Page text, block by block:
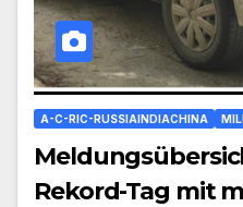
A-C-RIC-RUSSIAINDIACHINA
Rekord-Tag mit